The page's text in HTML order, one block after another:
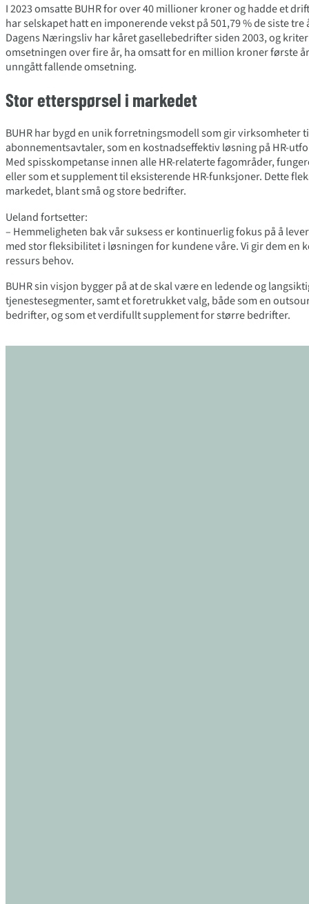
I 2023 omsatte BUHR for over 40 millioner kroner og hadde et
har selskapet hatt en imponerende vekst på 501,79 % de siste
Dagens Næringsliv har kåret gasellebedrifter siden 2003, og
omsetningen over fire år, ha omsatt for en million kroner første
unngått fallende omsetning.
Stor etterspørsel i markedet
BUHR har bygd en unik forretningsmodell som gir virksomheter
abonnementsavtaler, som en kostnadseffektiv løsning på HR-
Med spisskompetanse innen alle HR-relaterte fagområder,
eller som et supplement til eksisterende HR-funksjoner. Dette
markedet, blant små og store bedrifter.
Ueland fortsetter:
– Hemmeligheten bak vår suksess er kontinuerlig fokus på å
med stor fleksibilitet i løsningen for kundene våre. Vi gir dem en
ressurs behov.
BUHR sin visjon bygger på at de skal være en ledende og
tjenestesegmenter, samt et foretrukket valg, både som en
bedrifter, og som et verdifullt supplement for større bedrifter.